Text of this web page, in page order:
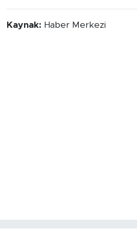
Kaynak: Haber Merkezi